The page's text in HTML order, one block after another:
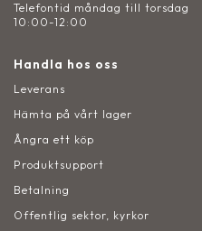
Telefontid måndag till torsdag
10:00-12:00
Handla hos oss
Leverans
Hämta på vårt lager
Ångra ett köp
Produktsupport
Betalning
Offentlig sektor, kyrkor